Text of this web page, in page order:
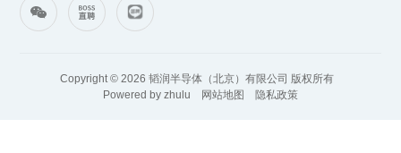
Copyright © 2026 韬润半导体（北京）有限公司 版权所有
Powered by zhulu
网站地图 隐私政策